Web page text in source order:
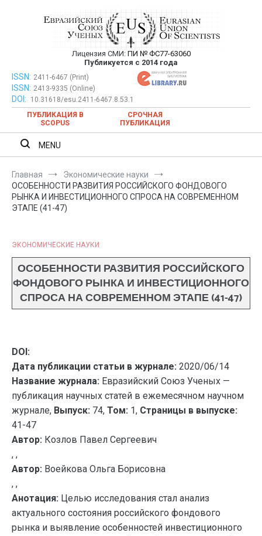
Евразийский Союз Ученых —
публикация научных статей в
ежемесячном научном журнале
Лицензия СМИ: ПИ № ФС77-63060
Публикуется с 2014 года
Евразийский Союз Ученых — публикация научных статей в
ежемесячном научном журнале
ISSN: 2411-6467 (Print)
ISSN: 2413-9335 (Online)
DOI:
10.31618/esu.2411-6467.8.53.1
ПУБЛИКАЦИЯ В
SCOPUS
СРОЧНАЯ
ПУБЛИКАЦИЯ
MENU
Главная
Экономические науки
ОСОБЕННОСТИ РАЗВИТИЯ РОССИЙСКОГО ФОНДОВОГО
РЫНКА И ИНВЕСТИЦИОННОГО СПРОСА НА СОВРЕМЕННОМ
ЭТАПЕ (41-47)
ЭКОНОМИЧЕСКИЕ НАУКИ
ОСОБЕННОСТИ РАЗВИТИЯ РОССИЙСКОГО
ФОНДОВОГО РЫНКА И ИНВЕСТИЦИОННОГО
СПРОСА НА СОВРЕМЕННОМ ЭТАПЕ (41-47)
DOI:
Дата публикации статьи в журнале: 2020/06/14
Название журнала: Евразийский Союз Ученых —
публикация научных статей в ежемесячном научном
журнале, Выпуск: 74, Том: 1, Страницы в выпуске:
41-47
Автор: Козлов Павел Сергеевич
, ,
Автор: Воейкова Ольга Борисовна
, ,
Анотация: Целью исследования стал анализ
актуального состояния российского фондового
рынка и выявление особенностей инвестиционного